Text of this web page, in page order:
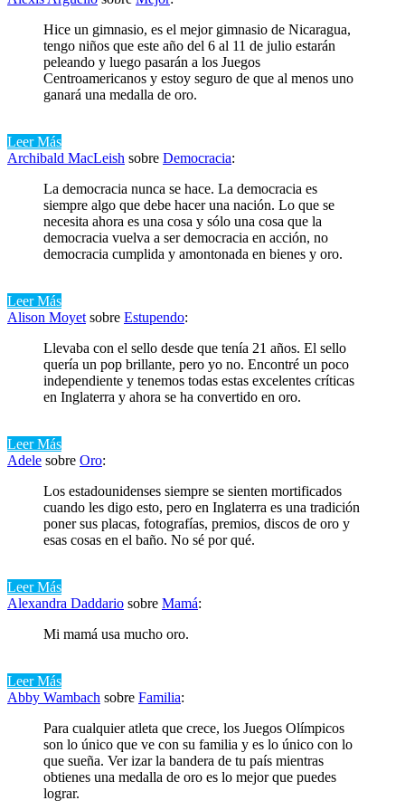
Hice un gimnasio, es el mejor gimnasio de Nicaragua,
tengo niños que este año del 6 al 11 de julio estarán
peleando y luego pasarán a los Juegos
Centroamericanos y estoy seguro de que al menos uno
ganará una medalla de oro.
Leer Más
Archibald MacLeish sobre Democracia:
La democracia nunca se hace. La democracia es
siempre algo que debe hacer una nación. Lo que se
necesita ahora es una cosa y sólo una cosa que la
democracia vuelva a ser democracia en acción, no
democracia cumplida y amontonada en bienes y oro.
Leer Más
Alison Moyet sobre Estupendo:
Llevaba con el sello desde que tenía 21 años. El sello
quería un pop brillante, pero yo no. Encontré un poco
independiente y tenemos todas estas excelentes críticas
en Inglaterra y ahora se ha convertido en oro.
Leer Más
Adele sobre Oro:
Los estadounidenses siempre se sienten mortificados
cuando les digo esto, pero en Inglaterra es una tradición
poner sus placas, fotografías, premios, discos de oro y
esas cosas en el baño. No sé por qué.
Leer Más
Alexandra Daddario sobre Mamá:
Mi mamá usa mucho oro.
Leer Más
Abby Wambach sobre Familia:
Para cualquier atleta que crece, los Juegos Olímpicos
son lo único que ve con su familia y es lo único con lo
que sueña. Ver izar la bandera de tu país mientras
obtienes una medalla de oro es lo mejor que puedes
lograr.